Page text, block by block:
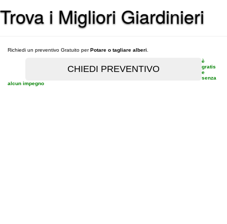
Trova i Migliori Giardinieri
Richiedi un preventivo Gratuito perPotare o tagliare alberi
è
gratis
e
senza
alcun impegno